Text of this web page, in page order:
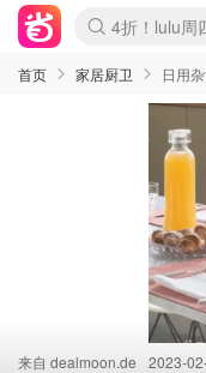
Boticinal 夏
4折！lulu周
还没结束！
Joybuy变相
速领！
疑似霸哥！
Zalando 奥
Moncler反
Coach
首页 家居厨卫 日用
来自 dealmoon.de 2023-